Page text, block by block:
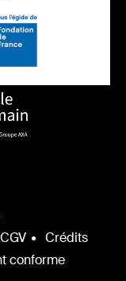
CGV
Crédits
conforme